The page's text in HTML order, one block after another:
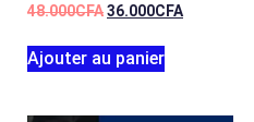
48.000CFA36.000CFA
Ajouter au panier